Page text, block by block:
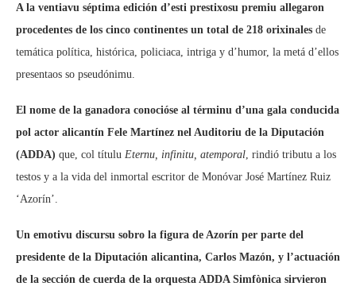
A la ventiavu séptima edición d’esti prestixosu premiu allegaron
procedentes de los cinco continentes un total de 218 orixinales de
temática política, histórica, policiaca, intriga y d’humor, la metá d’ellos
presentaos so pseudónimu.
El nome de la ganadora conocióse al términu d’una gala conducida
pol actor alicantín Fele Martínez nel Auditoriu de la Diputación
(ADDA) que, col títulu Eternu, infinitu, atemporal , rindió tributu a los
testos y a la vida del inmortal escritor de Monóvar José Martínez Ruiz
‘Azorín’.
Un emotivu discursu sobro la figura de Azorín per parte del
presidente de la Diputación alicantina, Carlos Mazón, y l’actuación
de la sección de cuerda de la orquesta ADDA Simfònica sirvieron